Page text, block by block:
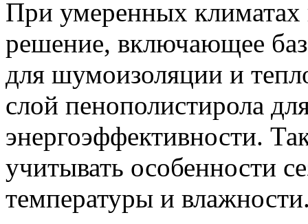
При умеренных климатах
решение, включающее
для шумоизоляции и
слой пенополистирола
энергоэффективности.
учитывать особенности
температуры и